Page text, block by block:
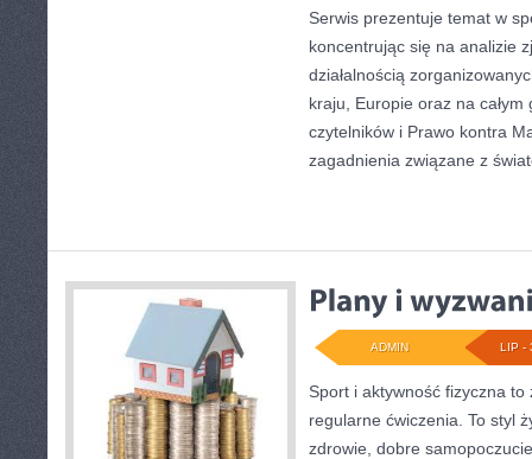
Serwis prezentuje temat w
koncentrując się na analizie
działalnością
kraju, Europie oraz na
czytelników i Prawo kontra
zagadnienia związane z
LIP -
ADMIN
Sport i aktywność fizyczna
regularne ćwiczenia. To styl
zdrowie, dobre